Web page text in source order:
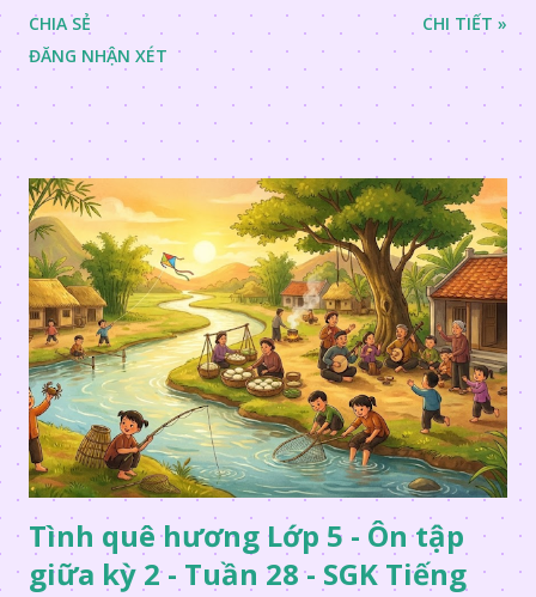
CHIA SẺ
ĐĂNG NHẬN XÉT
CHI TIẾT »
Tình quê hương Lớp 5 - Ôn tập
giữa kỳ 2 - Tuần 28 - SGK Tiếng